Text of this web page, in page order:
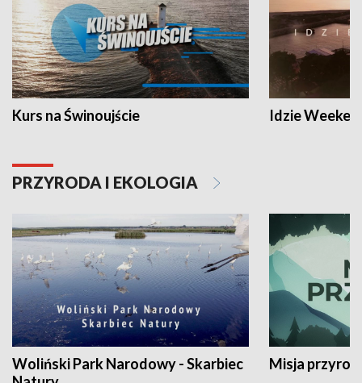
Kurs na Świnoujście Idzie
PRZYRODA I EKOLOGIA
Woliński Park Narodowy - Skarbiec
Misja